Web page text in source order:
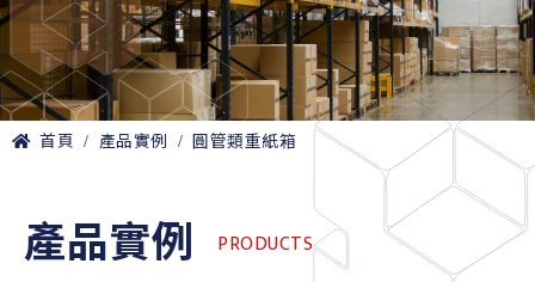
首頁 產品實例 圓管類重紙箱
產品實例 PRODUCTS